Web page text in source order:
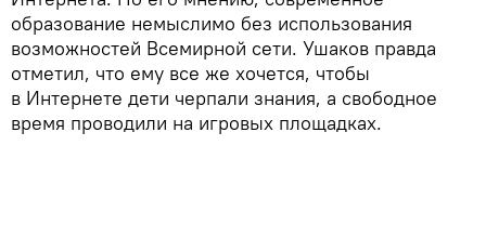
образование немыслимо без использования
возможностей Всемирной сети. Ушаков правда
отметил, что ему все же хочется, чтобы
в Интернете дети черпали знания, а свободное
время проводили на игровых площадках.